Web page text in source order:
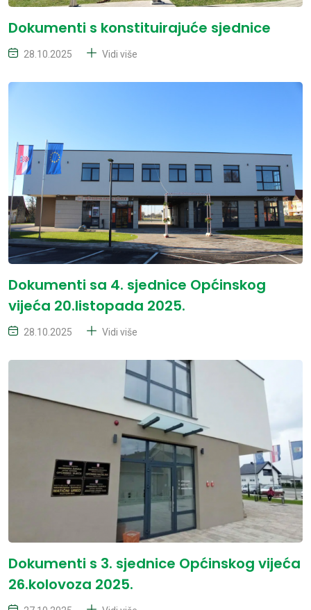
Dokumenti s konstituirajuće sjednice
28.10.2025 Vidi više
Dokumenti sa 4. sjednice Općinskog
vijeća 20.listopada 2025.
28.10.2025 Vidi više
Dokumenti s 3. sjednice Općinskog vijeća
26.kolovoza 2025.